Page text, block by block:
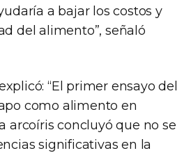
a bajar los costos y
del alimento”, señaló
“El primer ensayo del
como alimento en
arcoíris concluyó que no se
significativas en la